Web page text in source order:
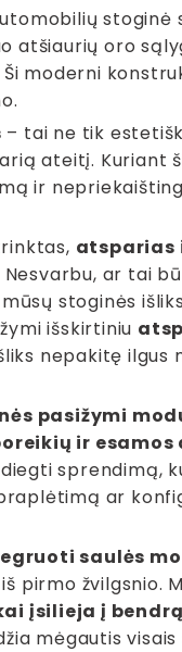
stoginė
atšiaurių oro
moderni
– tai ne tik
ateitį. Kuriant
ir
atsparias
ar tai
stoginės
išskirtiniu
nepakitę ilgus
pasižymi
ir esamos
sprendimą,
ar
saulės
pirmo žvilgsnio.
įsilieja į
mėgautis visais